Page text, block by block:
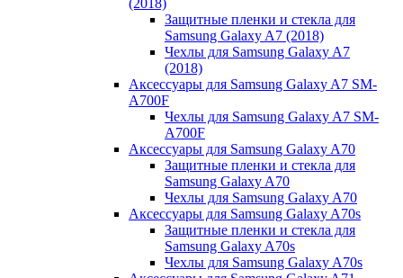
Защитные пленки и стекла для
Samsung Galaxy A7 (2018)
Чехлы для Samsung Galaxy A7
(2018)
Аксессуары для Samsung Galaxy A7 SM-
A700F
Чехлы для Samsung Galaxy A7 SM-
A700F
Аксессуары для Samsung Galaxy A70
Защитные пленки и стекла для
Samsung Galaxy A70
Чехлы для Samsung Galaxy A70
Аксессуары для Samsung Galaxy A70s
Защитные пленки и стекла для
Samsung Galaxy A70s
Чехлы для Samsung Galaxy A70s